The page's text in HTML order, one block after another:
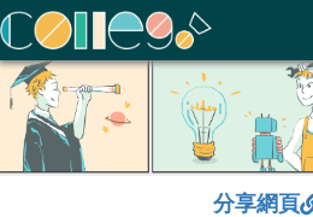
ColleGo! 大學選才與高中育才輔助系統
分享網頁